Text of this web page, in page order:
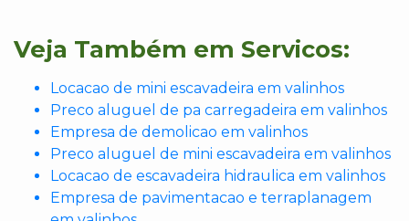
Veja Também em Servicos:
Locacao de mini escavadeira em valinhos
Preco aluguel de pa carregadeira em valinhos
Empresa de demolicao em valinhos
Preco aluguel de mini escavadeira em valinhos
Locacao de escavadeira hidraulica em valinhos
Empresa de pavimentacao e terraplanagem